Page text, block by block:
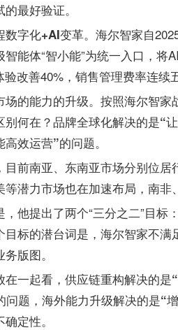
最好验证。
数字化+AI变革。海尔智家自
能体“智小能”为统一入口，
验改善40%，销售管理费率连续
的能力的升级。 按照海尔智家
别何在？品牌全球化解决的是“
效运营”的问题。
目前南亚、东南亚市场分别位
等潜力市场也在加速布局，南
，他提出了两个“三分之二”目
标的潜台词是， 海尔智家不满
版图。
一起看， 供应链重构解决的是
问题，海外能力升级解决的是“
定性。